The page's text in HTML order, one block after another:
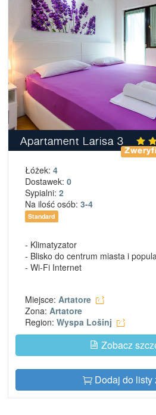
Apartament Larisa 3
Łóżek: 4
Dostawek: 0
Sypialni: 2
Na ilość osób: 3-4
Standard
- Klimatyzator
- Blisko do centrum miasta i
- Wi-Fi Internet
Miejsce: Artatore
Zona: Artatore
Region: Wyspa Lošinj
Zobacz
Dodaj do listy